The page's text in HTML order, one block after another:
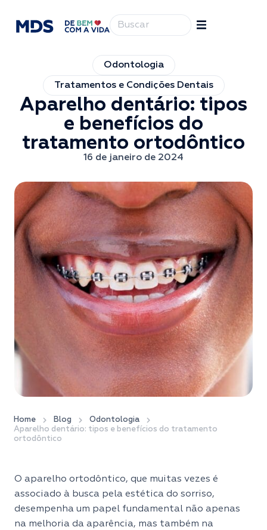
Odontologia
Tratamentos e Condições Dentais
Aparelho dentário: tipos
e benefícios do
tratamento ortodôntico
16 de janeiro de 2024
Home Blog
Odontologia
Aparelho dentário: tipos e benefícios do tratamento
ortodôntico
O aparelho ortodôntico, que muitas vezes é
associado à busca pela estética do sorriso,
desempenha um papel fundamental não apenas
na melhoria da aparência, mas também na